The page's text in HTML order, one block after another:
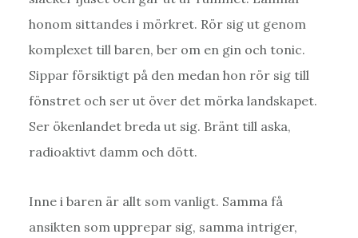
honom sittandes i mörkret. Rör sig ut genom
komplexet till baren, ber om en gin och tonic.
Sippar försiktigt på den medan hon rör sig till
fönstret och ser ut över det mörka landskapet.
Ser ökenlandet breda ut sig. Bränt till aska,
radioaktivt damm och dött.
Inne i baren är allt som vanligt. Samma få
ansikten som upprepar sig, samma intriger,